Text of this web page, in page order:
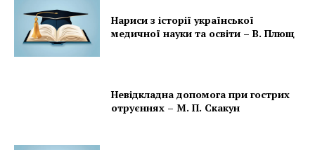
Нариси з історії української
медичної науки та освіти – В. Плющ
Невідкладна допомога при гострих
отруєннях – М. П. Скакун